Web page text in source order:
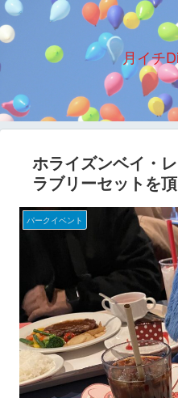
月イチ
ホライズンベイ・
ラブリーセットを
パークイベント